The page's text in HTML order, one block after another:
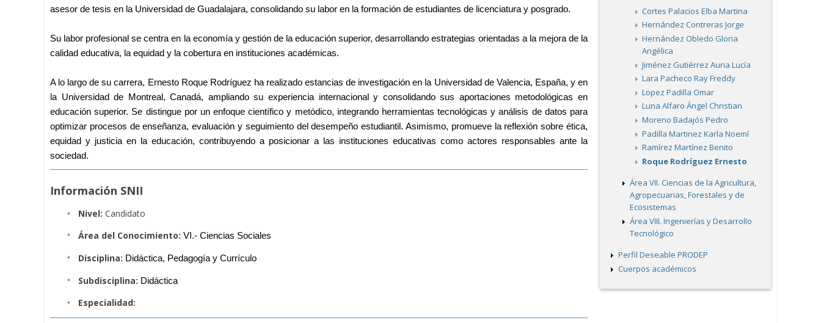
asesor de tesis en la Universidad de Guadalajara, consolidando su labor en la formación de estudiantes de licenciatura y posgrado.
Su labor profesional se centra en la economía y gestión de la educación superior, desarrollando estrategias orientadas a la mejora de la
calidad educativa, la equidad y la cobertura en instituciones académicas.
A lo largo de su carrera, Ernesto Roque Rodríguez ha realizado estancias de investigación en la Universidad de Valencia, España, y en
la Universidad de Montreal, Canadá, ampliando su experiencia internacional y consolidando sus aportaciones metodológicas en
educación superior. Se distingue por un enfoque científico y metódico, integrando herramientas tecnológicas y análisis de datos para
optimizar procesos de enseñanza, evaluación y seguimiento del desempeño estudiantil. Asimismo, promueve la reflexión sobre ética,
equidad y justicia en la educación, contribuyendo a posicionar a las instituciones educativas como actores responsables ante la
sociedad.
Información SNII
Nivel: Candidato
Área del Conocimiento: VI.- Ciencias Sociales
Disciplina: Didáctica, Pedagogía y Currículo
Subdisciplina: Didáctica
Especialidad:
Cortes Palacios Elba Martina
Hernández Contreras Jorge
Hernández Obledo Gloria
Angélica
Jiménez Gutiérrez Auria Lucía
Lara Pacheco Ray Freddy
Lopez Padilla Omar
Luna Alfaro Ángel Christian
Moreno Badajós Pedro
Padilla Martinez Karla Noemí
Ramírez Martínez Benito
Roque Rodríguez Ernesto
Área VII. Ciencias de la Agricultura,
Agropecuarias, Forestales y de
Ecosistemas
Área VIII. Ingenierías y Desarrollo
Tecnológico
Perfil Deseable PRODEP
Cuerpos académicos